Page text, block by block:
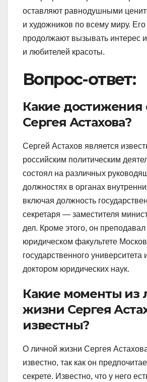
оставляют равнодушными
и художников по всему миру.
продолжают вызывать интерес
и любителей красоты.
Вопрос-ответ:
Какие достижения
Сергея Астахова?
Сергей Астахов является
российским политическим
состоял на различных
должностях в органах
включая должность
секретаря — заместителя
дел. Кроме этого, он преподавал
юридическом факультете
государственного университета
доктором юридических наук.
Какие моменты из
жизни Сергея
известны?
О личной жизни Сергея
известно, так как он
секрете. Известно, что у него